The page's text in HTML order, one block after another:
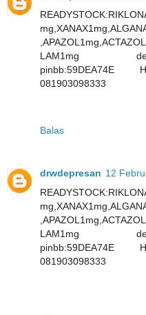
LAM1mg
pinbb:59DEA74E
081903098333
Balas
drwdepresan 12
LAM1mg
pinbb:59DEA74E
081903098333